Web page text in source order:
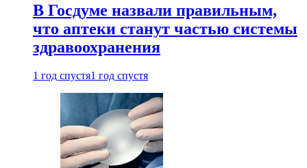
В Госдуме назвали правильным,
что аптеки станут частью системы
здравоохранения
1 год спустя1 год спустя